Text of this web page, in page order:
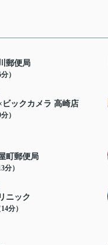
郵便局
）
ビックカメラ 高崎店
）
町郵便局
分）
ニック
分）